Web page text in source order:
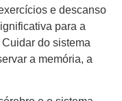
e descanso
para a
do sistema
a memória, a